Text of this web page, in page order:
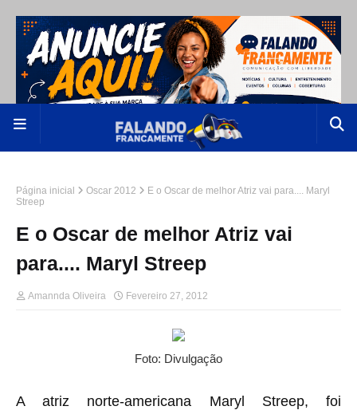
Página inicial Oscar 2012
E o Oscar de melhor Atriz vai para.... Maryl
Streep
E o Oscar de melhor Atriz vai
para.... Maryl Streep
Amannda Oliveira Fevereiro 27, 2012
Foto: Divulgação
A atriz norte-americana Maryl Streep, foi